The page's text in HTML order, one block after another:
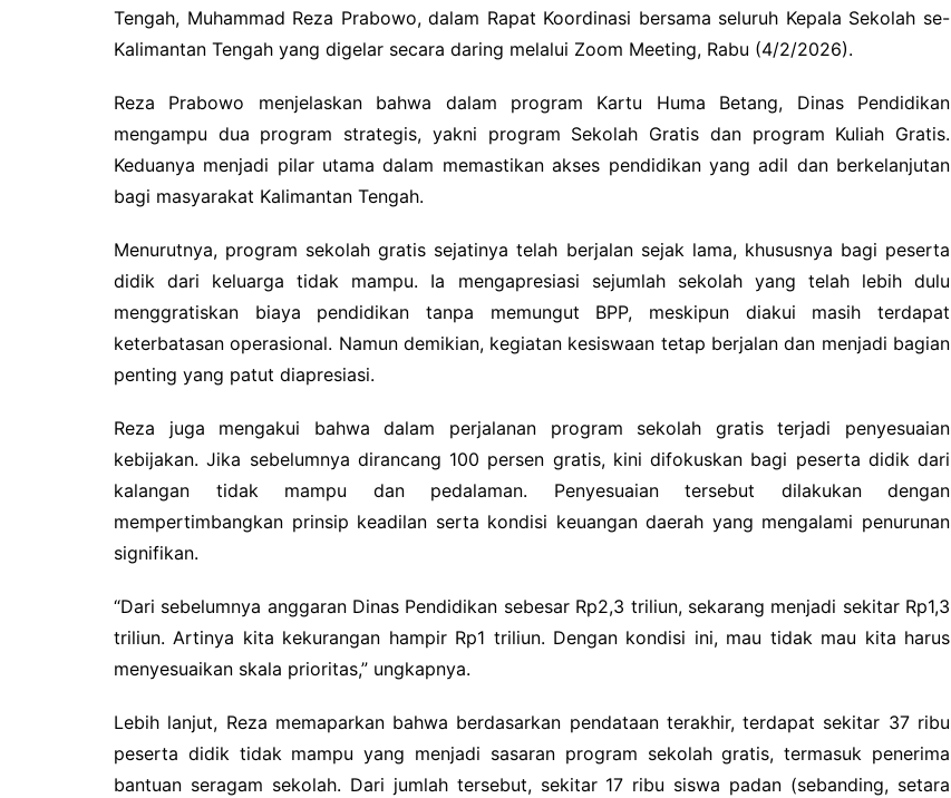
Tengah, Muhammad Reza Prabowo, dalam Rapat Koordinasi bersama seluruh Kepala Sekolah se-
Kalimantan Tengah yang digelar secara daring melalui Zoom Meeting, Rabu (4/2/2026).
‎Reza Prabowo menjelaskan bahwa dalam program Kartu Huma Betang, Dinas Pendidikan
mengampu dua program strategis, yakni program Sekolah Gratis dan program Kuliah Gratis.
Keduanya menjadi pilar utama dalam memastikan akses pendidikan yang adil dan berkelanjutan
bagi masyarakat Kalimantan Tengah.
‎Menurutnya, program sekolah gratis sejatinya telah berjalan sejak lama, khususnya bagi peserta
didik dari keluarga tidak mampu. Ia mengapresiasi sejumlah sekolah yang telah lebih dulu
menggratiskan biaya pendidikan tanpa memungut BPP, meskipun diakui masih terdapat
keterbatasan operasional. Namun demikian, kegiatan kesiswaan tetap berjalan dan menjadi bagian
penting yang patut diapresiasi.
‎Reza juga mengakui bahwa dalam perjalanan program sekolah gratis terjadi penyesuaian
kebijakan. Jika sebelumnya dirancang 100 persen gratis, kini difokuskan bagi peserta didik dari
kalangan tidak mampu dan pedalaman. Penyesuaian tersebut dilakukan dengan
mempertimbangkan prinsip keadilan serta kondisi keuangan daerah yang mengalami penurunan
signifikan.
‎“Dari sebelumnya anggaran Dinas Pendidikan sebesar Rp2,3 triliun, sekarang menjadi sekitar Rp1,3
triliun. Artinya kita kekurangan hampir Rp1 triliun. Dengan kondisi ini, mau tidak mau kita harus
menyesuaikan skala prioritas,” ungkapnya.
‎Lebih lanjut, Reza memaparkan bahwa berdasarkan pendataan terakhir, terdapat sekitar 37 ribu
peserta didik tidak mampu yang menjadi sasaran program sekolah gratis, termasuk penerima
bantuan seragam sekolah. Dari jumlah tersebut, sekitar 17 ribu siswa padan (sebanding, setara